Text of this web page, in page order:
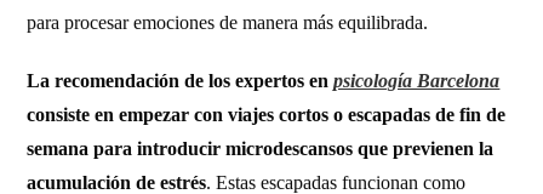
para procesar emociones de manera más equilibrada.
La recomendación de los expertos enpsicología Barcelona
consiste en empezar con viajes cortos o escapadas de fin de
semana para introducir microdescansos que previenen la
acumulación de estrés. Estas escapadas funcionan como